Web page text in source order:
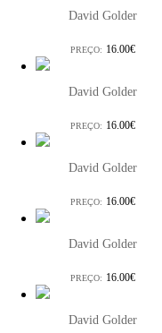
David Golder
PREÇO: 16.00€
David Golder
PREÇO: 16.00€
David Golder
PREÇO: 16.00€
David Golder
PREÇO: 16.00€
David Golder